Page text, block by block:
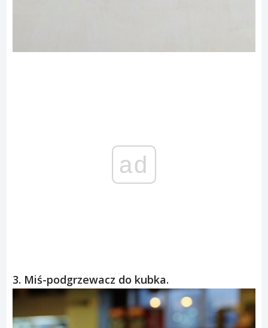
ad
3. Miś-podgrzewacz do kubka.